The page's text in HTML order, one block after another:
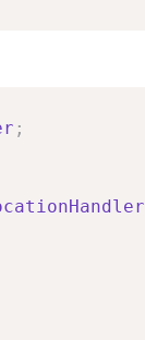
;